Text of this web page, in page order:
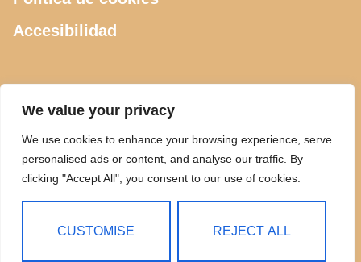
We value your privacy
We use cookies to enhance your browsing experience, serve
personalised ads or content, and analyse our traffic. By
clicking "Accept All", you consent to our use of cookies.
CUSTOMISE REJECT ALL
Accesibilidad
CONTACTO
615 505 289
ciclosdeusto@gmail.com